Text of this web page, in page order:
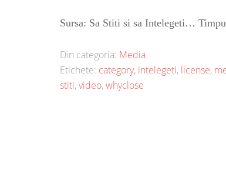
Sursa: Sa Stiti si sa Intelegeti…
Din categoria: Media
Etichete: category, intelegeti, license,
stiti,video,whyclose